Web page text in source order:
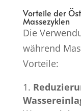
Vorteile der
Massezyklen
Die
während
Vorteile: